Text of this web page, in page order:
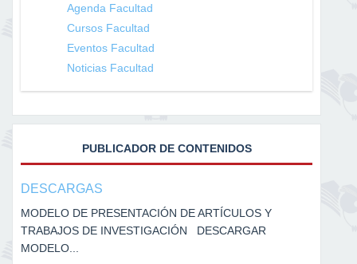
Agenda Facultad
Cursos Facultad
Eventos Facultad
Noticias Facultad
PUBLICADOR DE CONTENIDOS
DESCARGAS
MODELO DE PRESENTACIÓN DE ARTÍCULOS Y
TRABAJOS DE INVESTIGACIÓN DESCARGAR
MODELO...